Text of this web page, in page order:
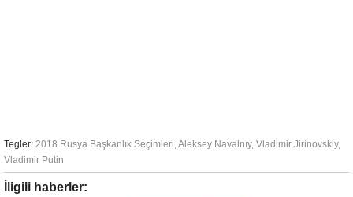
Tegler: 2018 Rusya Başkanlık Seçimleri,Aleksey Navalnıy, Vladimir Jirinovskiy,
Vladimir Putin
İligili haberler: